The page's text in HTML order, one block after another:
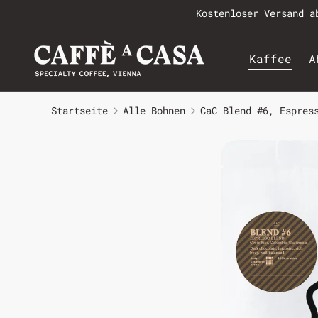
Kostenloser
Kaffee
Startseite Alle Bohnen CaC Blend #6,